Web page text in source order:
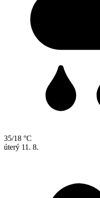
35/18 °C
úterý 11. 8.